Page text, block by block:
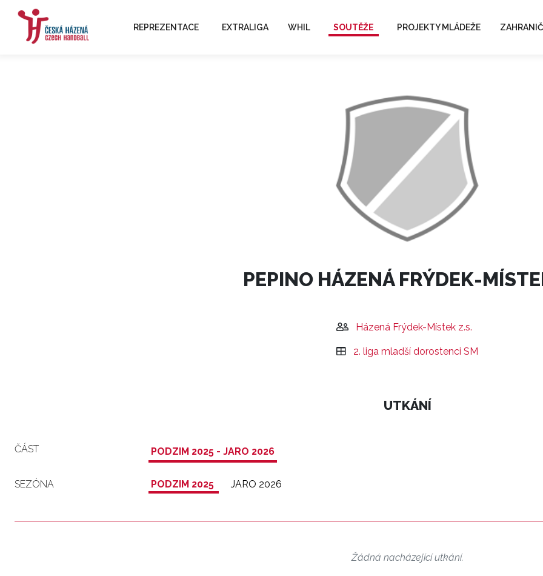
REPREZENTACE EXTRALIGA WHIL SOUTĚŽE PROJEKTY MLÁDEŽE
PEPINO HÁZENÁ FRÝDEK-
Házená Frýdek-Místek z.s.
2. liga mladší dorostenci SM
UTKÁNÍ
ČÁST PODZIM 2025 - JARO 2026
SEZÓNA PODZIM 2025 JARO 2026
Žádná nacházející utkání.